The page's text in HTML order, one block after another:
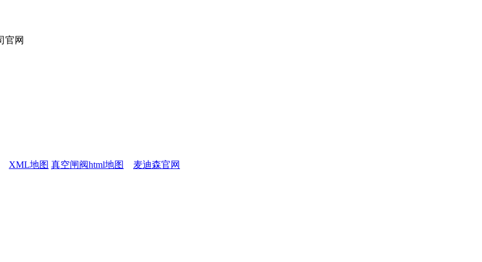
XML地图 真空闸阀html地图 麦迪森官网